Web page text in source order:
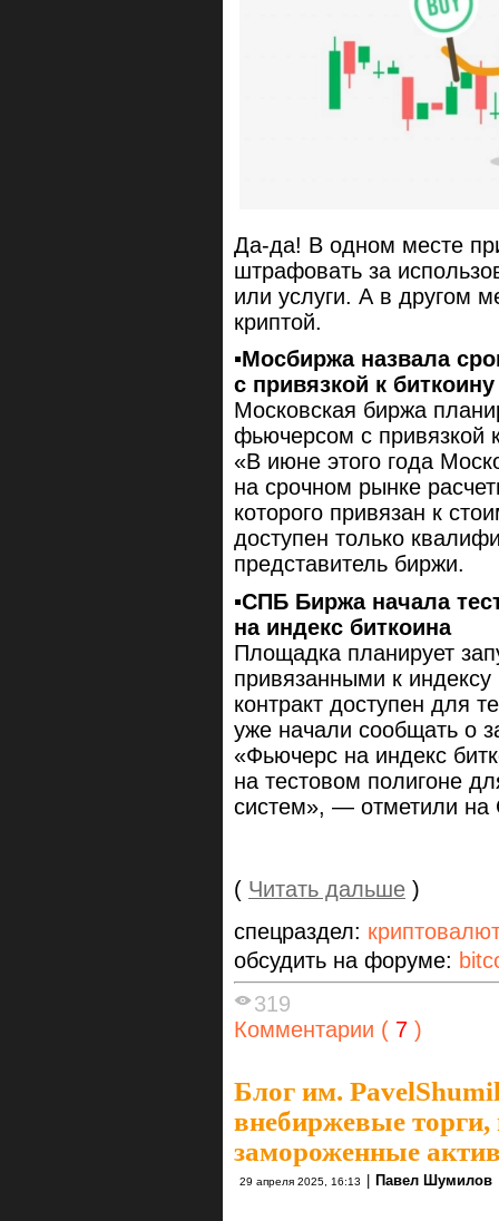
Да-да! В одном месте
штрафовать за
или услуги. А в другом
криптой.
▪️Мосбиржа назвала
с привязкой к биткоину
Московская биржа
фьючерсом с привязкой
«В июне этого года
на срочном рынке
которого привязан к
доступен только
представитель биржи.
▪️СПБ Биржа начала
на индекс биткоина
Площадка планирует
привязанными к
контракт доступен для
уже начали сообщать о
«Фьючерс на индекс
на тестовом полигоне
систем», — отметили
( Читать дальше )
спецраздел:
обсудить на форуме:
319
Комментарии ( 7 )
Блог им.
внебиржевые
замороженные
29 апреля 2025, 16:13 | Павел Шумилов